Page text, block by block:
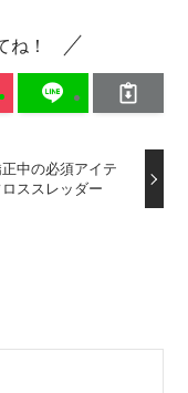
ね！
中の必須アイテ
ススレッダー